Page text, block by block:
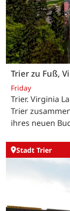
Trier zu Fuß,
Friday
Trier. Virginia
Trier
ihres neuen
Stadt Trier